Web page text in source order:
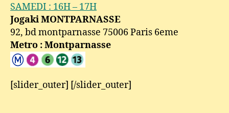
SAMEDI : 16H – 17H
Jogaki MONTPARNASSE
92, bd montparnasse 75006 Paris 6eme
Metro : Montparnasse
[slider_outer] [/slider_outer]